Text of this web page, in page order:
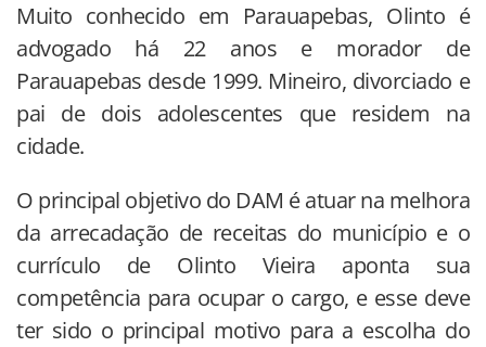
Muito conhecido em Parauapebas, Olinto é
advogado há 22 anos e morador de
Parauapebas desde 1999. Mineiro, divorciado e
pai de dois adolescentes que residem na
cidade.
O principal objetivo do DAM é atuar na melhora
da arrecadação de receitas do município e o
currículo de Olinto Vieira aponta sua
competência para ocupar o cargo, e esse deve
ter sido o principal motivo para a escolha do